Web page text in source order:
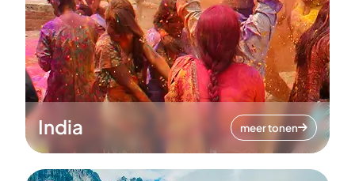
India meer tonen